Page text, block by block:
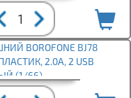
BOROFONE BJ78
2.0А, 2 USB
(1/66)